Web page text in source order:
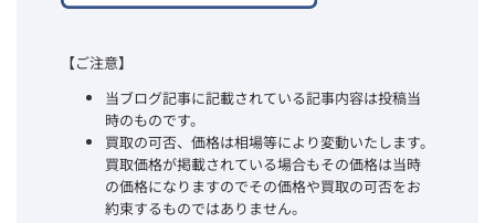
【ご注意】
当ブログ記事に記載されている記事内容は投稿当
時のものです。
買取の可否、価格は相場等により変動いたします。
買取価格が掲載されている場合もその価格は当時
の価格になりますのでその価格や買取の可否をお
約束するものではありません。